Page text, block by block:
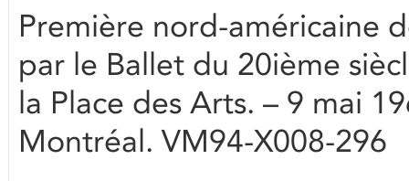
Première nord-américaine
par le Ballet du 20ième
la Place des Arts. – 9 mai
Montréal. VM94-X008-296